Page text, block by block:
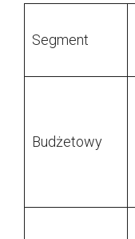
Segment
Budżetowy